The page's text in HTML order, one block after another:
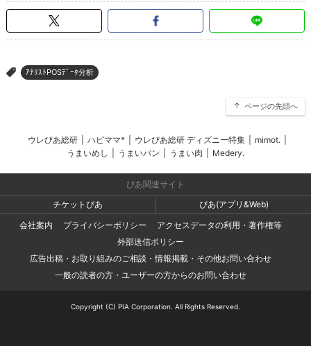
> ｱﾅﾘｽﾄPOSﾃﾞｰﾀ分析
ページの先頭へ
ウレぴあ総研 ハピママ* ウレぴあ総研 ディズニー特集 mimot.
うまいめし
うまいパン うまい肉 Medery.
ぴあ関連サイト
チケットぴあ
ぴあ(アプリ&Web)
会社案内
プライバシーポリシー
アクセスデータの利用・著作権等
外部送信ポリシー
広告出稿・お取り組みのご相談・情報掲載・その他お問い合わせ
一般の読者の方・ユーザーの方からのお問い合わせ
Copyright (C) PIA Corporation. All Rights Reserved.